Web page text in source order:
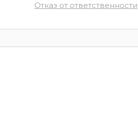
Отказ от ответственности